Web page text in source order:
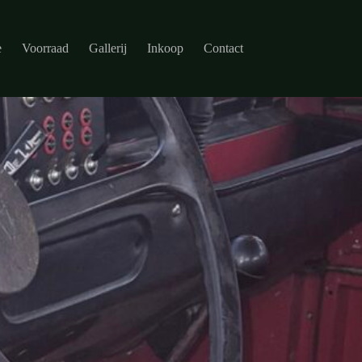
Voorraad Gallerij Inkoop Contact